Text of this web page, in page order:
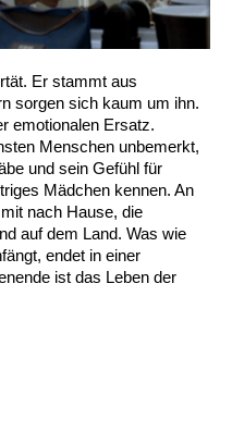
Er stammt aus
sorgen sich kaum um ihn.
emotionalen Ersatz.
Menschen unbemerkt,
und sein Gefühl für
Mädchen kennen. An
nach Hause, die
auf dem Land. Was wie
endet in einer
ist das Leben der